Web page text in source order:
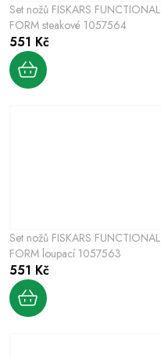
Set nožů FISKARS FUNCTIONAL
FORM steakové 1057564
551 Kč
Set nožů FISKARS FUNCTIONAL
FORM loupací 1057563
551 Kč